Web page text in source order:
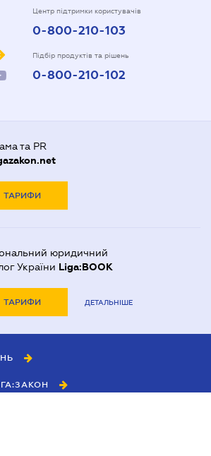
Центр підтримки користувачів
0-800-210-103
Підбір продуктів та рішень
0-800-210-102
та PR
ТАРИФИ
юридичний
України Liga:BOOK
ТАРИФИ ДЕТАЛЬНІШЕ